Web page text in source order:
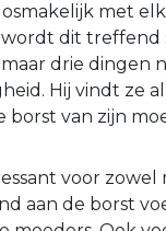
met
dit treffend
drie dingen
Hij vindt ze
borst van zijn
voor zowel
aan de borst